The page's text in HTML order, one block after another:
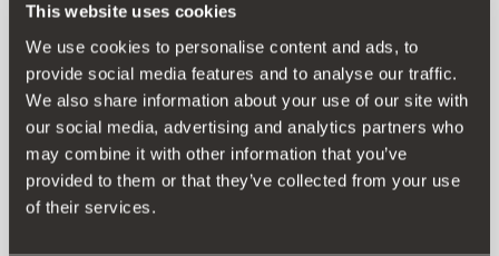
This website uses cookies
We use cookies to personalise content and ads, to
provide social media features and to analyse our traffic.
We also share information about your use of our site with
our social media, advertising and analytics partners who
may combine it with other information that you’ve
provided to them or that they’ve collected from your use
of their services.
Produkt
Nieskazitelnie czysty ekran SEAT dzięki środkowi do
czyszczenia ekranów 2 w 1. W tym samym opakowaniu